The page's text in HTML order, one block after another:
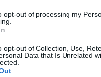
opt-out of processing my
opt-out of Collection, Use,
Data that Is Unrelated
vizsgálat in...
a gyermekek ell...
az aranykonvoj-ügyben